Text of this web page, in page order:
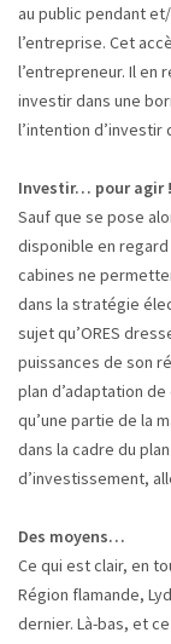
au public pendant
l’entreprise. Cet
l’entrepreneur. Il en
investir dans une
l’intention d’investir
Investir… pour agir !
Sauf que se pose
disponible en
cabines ne
dans la stratégie
sujet qu’ORES
puissances de son
plan d’adaptation
qu’une partie de la
dans la cadre du
d’investissement,
Des moyens…
Ce qui est clair, en
Région flamande,
dernier. Là-bas, et